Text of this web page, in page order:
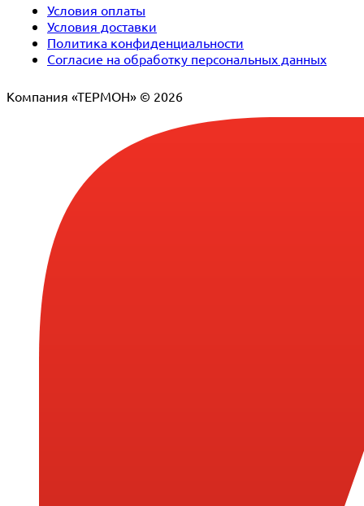
Условия оплаты
Условия доставки
Политика конфиденциальности
Согласие на обработку персональных данных
Компания «ТЕРМОН» © 2026